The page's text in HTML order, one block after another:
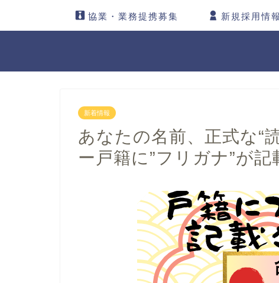
協業・業務提携募集 新規採用情報
新着情報
あなたの名前、正式な“
ー戸籍に”フリガナ”が記